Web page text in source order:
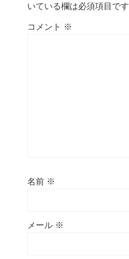
いている欄は必須項目です
コメント ※
名前 ※
メール ※